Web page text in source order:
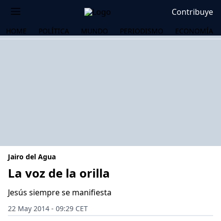
Contribuye
HOME POLÍTICA MUNDO PERIODISMO ECONOMÍA
Jairo del Agua
La voz de la orilla
Jesús siempre se manifiesta
22 May 2014 - 09:29 CET